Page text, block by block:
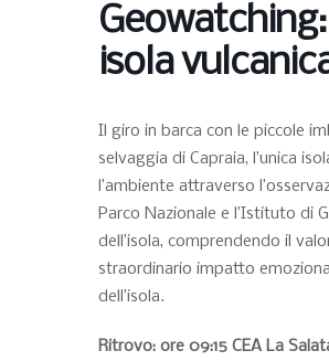
isola
Il giro in barca con le piccole
selvaggia di Capraia, l’unica
l’ambiente attraverso
Parco Nazionale e l’Istituto di
dell’isola, comprendendo il
straordinario impatto
dell’isola.
Ritrovo: ore 09:15 CEA La